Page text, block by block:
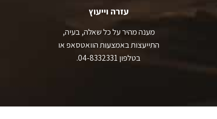
עזרה וייעוץ
מענה מהיר על כל שאלה, בעיה,
התייעצות באמצעות הוואטסאפ או
בטלפון 04-8332331.